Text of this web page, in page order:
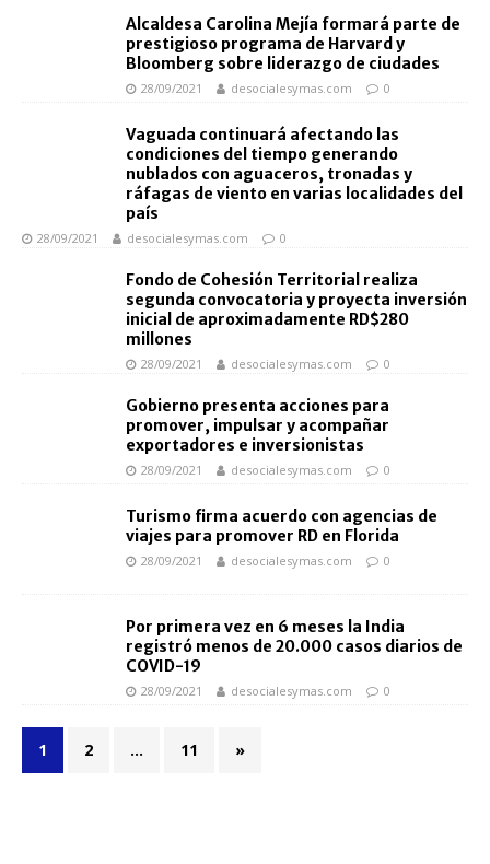
Alcaldesa Carolina Mejía formará parte de
prestigioso programa de Harvard y
Bloomberg sobre liderazgo de ciudades
28/09/2021 desocialesymas.com 0
Vaguada continuará afectando las
condiciones del tiempo generando
nublados con aguaceros, tronadas y
ráfagas de viento en varias localidades del
país
28/09/2021 desocialesymas.com 0
Fondo de Cohesión Territorial realiza
segunda convocatoria y proyecta inversión
inicial de aproximadamente RD$280
millones
28/09/2021 desocialesymas.com 0
Gobierno presenta acciones para
promover, impulsar y acompañar
exportadores e inversionistas
28/09/2021 desocialesymas.com 0
Turismo firma acuerdo con agencias de
viajes para promover RD en Florida
28/09/2021 desocialesymas.com 0
Por primera vez en 6 meses la India
registró menos de 20.000 casos diarios de
COVID-19
28/09/2021 desocialesymas.com 0
1 2 … 11 »